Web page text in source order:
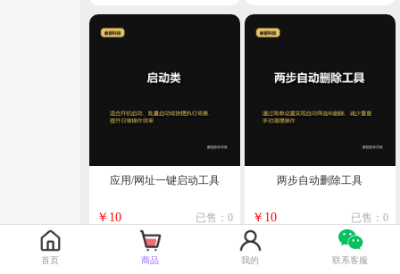
首页 商品 我的 联系客服
应用/网址一键启动工具
￥10 已售：0
两步自动删除工具
￥10 已售：0